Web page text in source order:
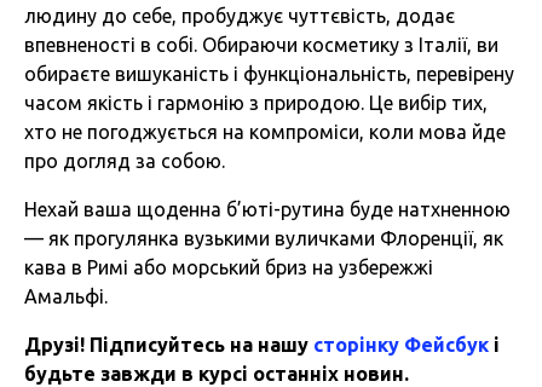
людину до себе, пробуджує чуттєвість, додає
впевненості в собі. Обираючи косметику з Італії, ви
обираєте вишуканість і функціональність, перевірену
часом якість і гармонію з природою. Це вибір тих,
хто не погоджується на компроміси, коли мова йде
про догляд за собою.
Нехай ваша щоденна б’юті-рутина буде натхненною
— як прогулянка вузькими вуличками Флоренції, як
кава в Римі або морський бриз на узбережжі
Амальфі.
Друзі! Підписуйтесь на нашу сторінку Фейсбук і
будьте завжди в курсі останніх новин.